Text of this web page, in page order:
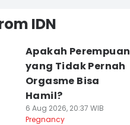
IDN
Apakah Perempuan
yang Tidak Pernah
Orgasme Bisa
Hamil?
6 Aug 2026, 20:37 WIB
Pregnancy